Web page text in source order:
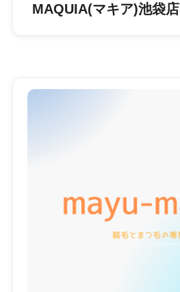
MAQUIA(マキア)池袋店